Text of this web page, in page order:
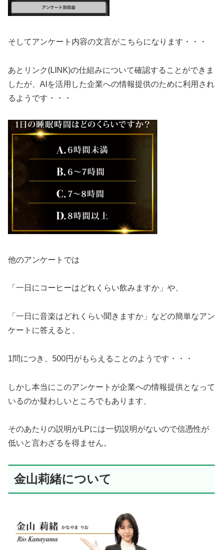
そしてアンケート内容の文言がこちらになります・・・
あとリンク(LINK)の仕組みについて確認することができま
したが、AIを活用した企業への情報提供のために利用され
るようです・・・
他のアンケートでは
「一日にコーヒーはどれくらい飲みますか」や、
「一日に音楽はどれくらい聞きますか」などの簡単なアン
ケートに答えると、
1問につき、500円がもらえることのようです・・・
しかし本当にこのアンケートが企業への情報提供となって
いるのか疑わしいところでもあります、
そのあたりの説明がLPには一切説明がないので信憑性が
低いと言わざるを得ません。
金山莉緒について